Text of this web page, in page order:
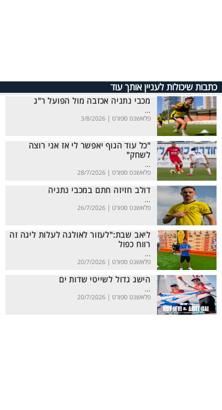
כתבות שיכולות לעניין אותך עוד
מכבי נתניה אכזבה מול הפועל ר"ג
...
פלאשנט ספורט | 3/8/2026
"כל עוד הגוף יאפשר לי אז אני רוצה
לשחק"
...
פלאשנט ספורט | 28/7/2026
דולב חזיזה חתם במכבי נתניה
...
פלאשנט ספורט | 26/7/2026
ליאב שבת:"לעזור לאולגה לעלות ליגה זה
רווח כפול
...
פלאשנט ספורט | 20/7/2026
הישג גדול לשייטי שדות ים
...
פלאשנט ספורט | 20/7/2026